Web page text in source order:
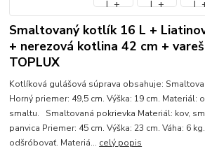
Smaltovaný kotlík 16 L +
+ nerezová kotlina 42 cm +
TOPLUX
Kotlíková gulášová súprava obsahuje:
Horný priemer: 49,5 cm. Výška: 19 cm. Materiál:
smaltu. Smaltovaná pokrievka Materiál: kov,
panvica Priemer: 45 cm. Výška: 23 cm. Váha: 6
odšróbovať. Materiá... celý popis